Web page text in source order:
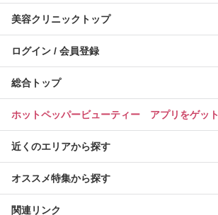
美容クリニックトップ
ログイン / 会員登録
総合トップ
ホットペッパービューティー アプリをゲット
近くのエリアから探す
オススメ特集から探す
関連リンク